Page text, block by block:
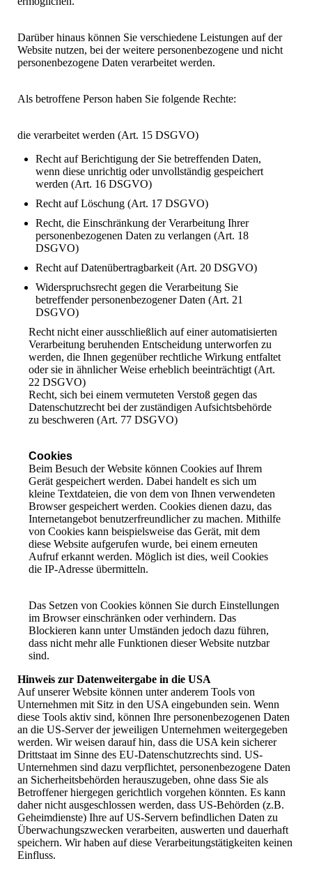
Darüber hinaus können Sie verschiedene Leistungen auf der
Website nutzen, bei der weitere personenbezogene und nicht
personenbezogene Daten verarbeitet werden.
Als betroffene Person haben Sie folgende Rechte:
die verarbeitet werden (Art. 15 DSGVO)
Recht auf Berichtigung der Sie betreffenden Daten,
wenn diese unrichtig oder unvollständig gespeichert
werden (Art. 16 DSGVO)
Recht auf Löschung (Art. 17 DSGVO)
Recht, die Einschränkung der Verarbeitung Ihrer
personenbezogenen Daten zu verlangen (Art. 18
DSGVO)
Recht auf Datenübertragbarkeit (Art. 20 DSGVO)
Widerspruchsrecht gegen die Verarbeitung Sie
betreffender personenbezogener Daten (Art. 21
DSGVO)
Recht nicht einer ausschließlich auf einer automatisierten
Verarbeitung beruhenden Entscheidung unterworfen zu
werden, die Ihnen gegenüber rechtliche Wirkung entfaltet
oder sie in ähnlicher Weise erheblich beeinträchtigt (Art.
22 DSGVO)
Recht, sich bei einem vermuteten Verstoß gegen das
Datenschutzrecht bei der zuständigen Aufsichtsbehörde
zu beschweren (Art. 77 DSGVO)
Cookies
Beim Besuch der Website können Cookies auf Ihrem
Gerät gespeichert werden. Dabei handelt es sich um
kleine Textdateien, die von dem von Ihnen verwendeten
Browser gespeichert werden. Cookies dienen dazu, das
Internetangebot benutzerfreundlicher zu machen. Mithilfe
von Cookies kann beispielsweise das Gerät, mit dem
diese Website aufgerufen wurde, bei einem erneuten
Aufruf erkannt werden. Möglich ist dies, weil Cookies
die IP-Adresse übermitteln.
Das Setzen von Cookies können Sie durch Einstellungen
im Browser einschränken oder verhindern. Das
Blockieren kann unter Umständen jedoch dazu führen,
dass nicht mehr alle Funktionen dieser Website nutzbar
sind.
Hinweis zur Datenweitergabe in die USA
Auf unserer Website können unter anderem Tools von
Unternehmen mit Sitz in den USA eingebunden sein. Wenn
diese Tools aktiv sind, können Ihre personenbezogenen Daten
an die US-Server der jeweiligen Unternehmen weitergegeben
werden. Wir weisen darauf hin, dass die USA kein sicherer
Drittstaat im Sinne des EU-Datenschutzrechts sind. US-
Unternehmen sind dazu verpflichtet, personenbezogene Daten
an Sicherheitsbehörden herauszugeben, ohne dass Sie als
Betroffener hiergegen gerichtlich vorgehen könnten. Es kann
daher nicht ausgeschlossen werden, dass US-Behörden (z.B.
Geheimdienste) Ihre auf US-Servern befindlichen Daten zu
Überwachungszwecken verarbeiten, auswerten und dauerhaft
speichern. Wir haben auf diese Verarbeitungstätigkeiten keinen
Einfluss.